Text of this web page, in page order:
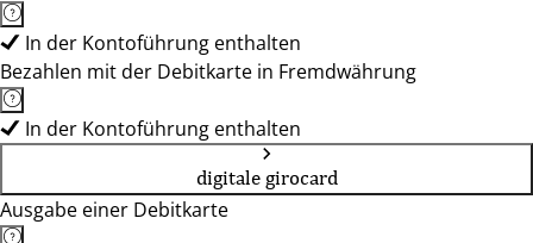
In der Kontoführung enthalten
Bezahlen mit der Debitkarte in Fremdwährung
In der Kontoführung enthalten
digitale girocard
Ausgabe einer Debitkarte